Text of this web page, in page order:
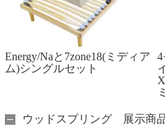
Energy/Naと7zone18(ミディア
ム)シングルセット
ウッドスプリング 展示商